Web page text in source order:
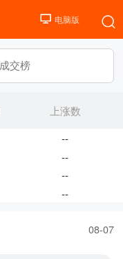
上涨数
--
--
--
--
08-07